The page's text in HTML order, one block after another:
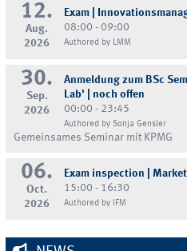
12.
Aug.
2026
Exam |
08:00 - 09:00
Authored by LMM
30.
Sep.
2026
Anmeldung zum BSc
Lab' | noch offen
00:00 - 23:45
Authored by Sonja Gensler
Gemeinsames Seminar mit KPMG
06.
Oct.
2026
Exam inspection |
15:00 - 16:30
Authored by IFM